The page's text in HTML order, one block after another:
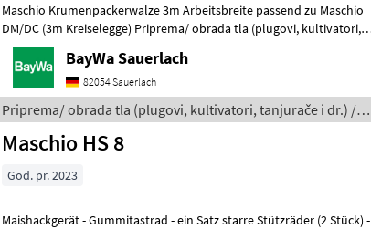
Maschio Krumenpackerwalze 3m Arbeitsbreite passend zu Maschio
DM/DC (3m Kreiselegge) Priprema/ obrada tla (plugovi, kultivatori,
tanjurače i dr.) Ostali strojevi za
BayWa Sauerlach
82054 Sauerlach
Priprema/ obrada tla (plugovi, kultivatori, tanjurače i dr.) /
Maschio
Maschio HS 8
God. pr. 2023
Maishackgerät - Gummitastrad - ein Satz starre Stützräder (2 Stück) -